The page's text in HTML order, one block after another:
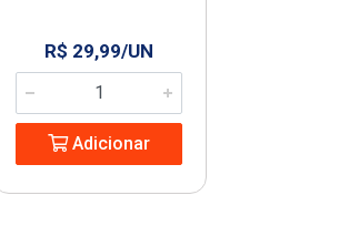
R$ 29,99/UN
Adicionar